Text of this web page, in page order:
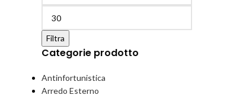
Filtra
Categorie prodotto
Antinfortunistica
Arredo Esterno